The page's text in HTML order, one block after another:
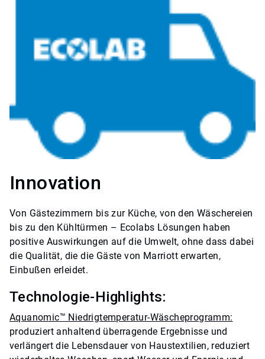
Innovation
Von Gästezimmern bis zur Küche, von den Wäschereien
bis zu den Kühltürmen – Ecolabs Lösungen haben
positive Auswirkungen auf die Umwelt, ohne dass dabei
die Qualität, die die Gäste von Marriott erwarten,
Einbußen erleidet.
Technologie-Highlights:
Aquanomic™ Niedrigtemperatur-Wäscheprogramm:
produziert anhaltend überragende Ergebnisse und
verlängert die Lebensdauer von Haustextilien, reduziert